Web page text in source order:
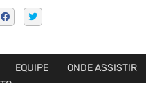
EQUIPE
ONDE ASSISTIR